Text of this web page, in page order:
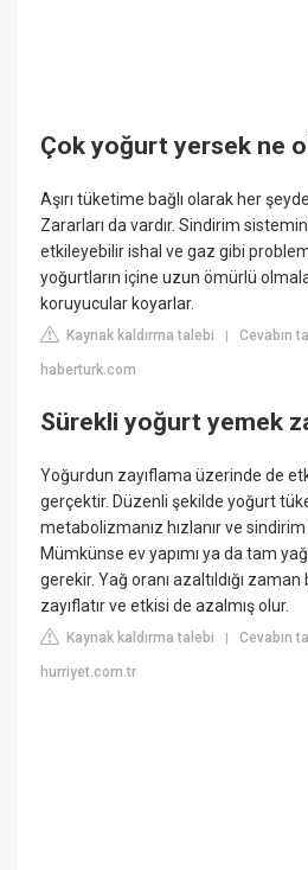
Çok yoğurt yersek ne
Aşırı tüketime bağlı olarak her
Zararları da vardır. Sindirim
etkileyebilir ishal ve gaz gibi
yoğurtların içine uzun ömürlü
koruyucular koyarlar.
Kaynak kaldırma talebi |Cevabın
haberturk.com
Sürekli yoğurt yemek
Yoğurdun zayıflama üzerinde de
gerçektir. Düzenli şekilde yoğurt
metabolizmanız hızlanır ve
Mümkünse ev yapımı ya da tam
gerekir. Yağ oranı azaltıldığı
zayıflatır ve etkisi de azalmış olur.
Kaynak kaldırma talebi |Cevabın
hurriyet.com.tr